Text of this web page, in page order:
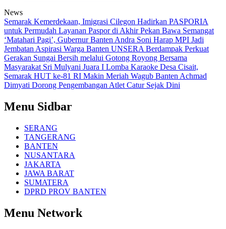
News
Semarak Kemerdekaan, Imigrasi Cilegon Hadirkan PASPORIA
untuk Permudah Layanan Paspor di Akhir Pekan Bawa Semangat
‘Matahari Pagi’, Gubernur Banten Andra Soni Harap MPI Jadi
Jembatan Aspirasi Warga Banten UNSERA Berdampak Perkuat
Gerakan Sungai Bersih melalui Gotong Royong Bersama
Masyarakat Sri Mulyani Juara I Lomba Karaoke Desa Cisait,
Semarak HUT ke-81 RI Makin Meriah Wagub Banten Achmad
Dimyati Dorong Pengembangan Atlet Catur Sejak Dini
Menu Sidbar
SERANG
TANGERANG
BANTEN
NUSANTARA
JAKARTA
JAWA BARAT
SUMATERA
DPRD PROV BANTEN
Menu Network